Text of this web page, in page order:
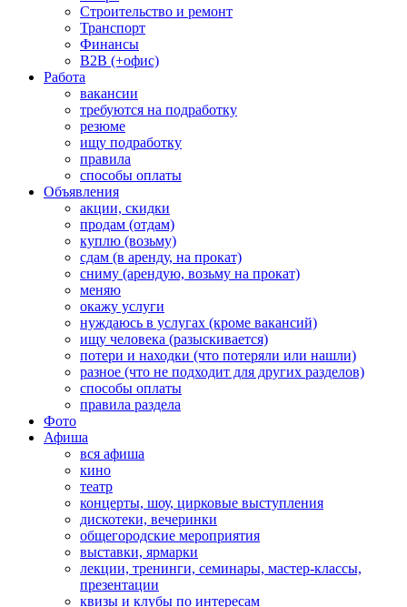
Строительство и ремонт
Транспорт
Финансы
B2B (+офис)
Работа
вакансии
требуются на подработку
резюме
ищу подработку
правила
способы оплаты
Объявления
акции, скидки
продам (отдам)
куплю (возьму)
сдам (в аренду, на прокат)
сниму (арендую, возьму на прокат)
меняю
окажу услуги
нуждаюсь в услугах (кроме вакансий)
ищу человека (разыскивается)
потери и находки (что потеряли или нашли)
разное (что не подходит для других разделов)
способы оплаты
правила раздела
Фото
Афиша
вся афиша
кино
театр
концерты, шоу, цирковые выступления
дискотеки, вечеринки
общегородские мероприятия
выставки, ярмарки
лекции, тренинги, семинары, мастер-классы,
презентации
квизы и клубы по интересам